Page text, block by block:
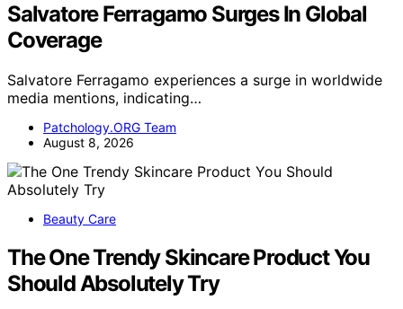
Salvatore Ferragamo Surges In Global
Coverage
Salvatore Ferragamo experiences a surge in worldwide
media mentions, indicating…
Patchology.ORG Team
August 8, 2026
Beauty Care
The One Trendy Skincare Product You
Should Absolutely Try